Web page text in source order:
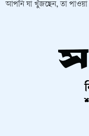
আপনি যা খুঁজছেন, তা পাওয়া